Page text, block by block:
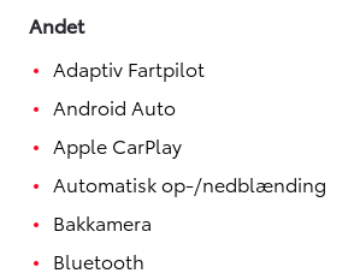
Andet
Adaptiv Fartpilot
Android Auto
Apple CarPlay
Automatisk op-/nedblænding
Bakkamera
Bluetooth